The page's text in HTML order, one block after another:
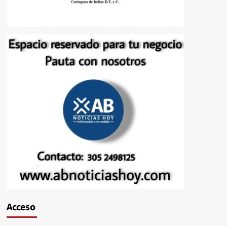
Acceso